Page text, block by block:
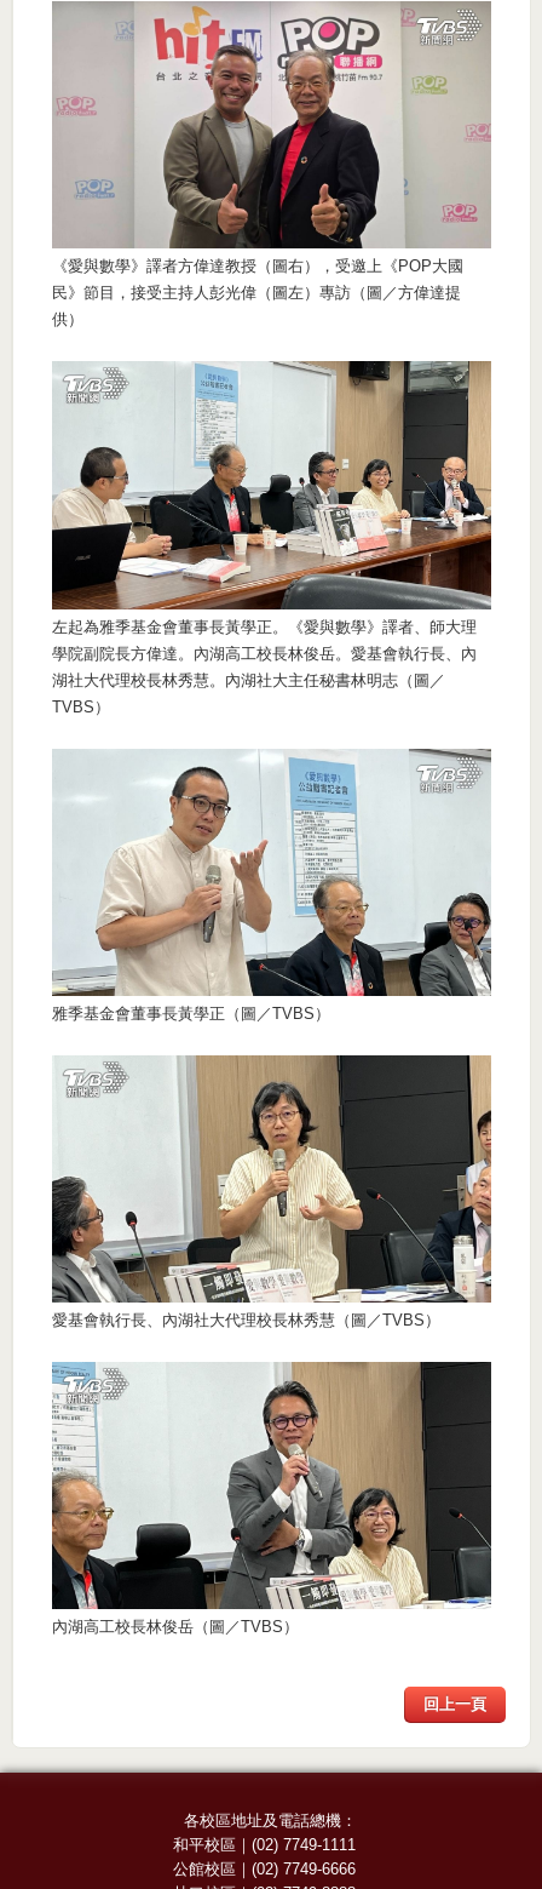
《愛與數學》譯者方偉達教授（圖右），受邀上《POP大國
民》節目，接受主持人彭光偉（圖左）專訪（圖／方偉達提
供）
左起為雅季基金會董事長黃學正。《愛與數學》譯者、師大理
學院副院長方偉達。內湖高工校長林俊岳。愛基會執行長、內
湖社大代理校長林秀慧。內湖社大主任秘書林明志（圖／
TVBS）
雅季基金會董事長黃學正（圖／TVBS）
愛基會執行長、內湖社大代理校長林秀慧（圖／TVBS）
內湖高工校長林俊岳（圖／TVBS）
回上一頁
各校區地址及電話總機：
和平校區 ｜(02) 7749-1111
公館校區 ｜(02) 7749-6666